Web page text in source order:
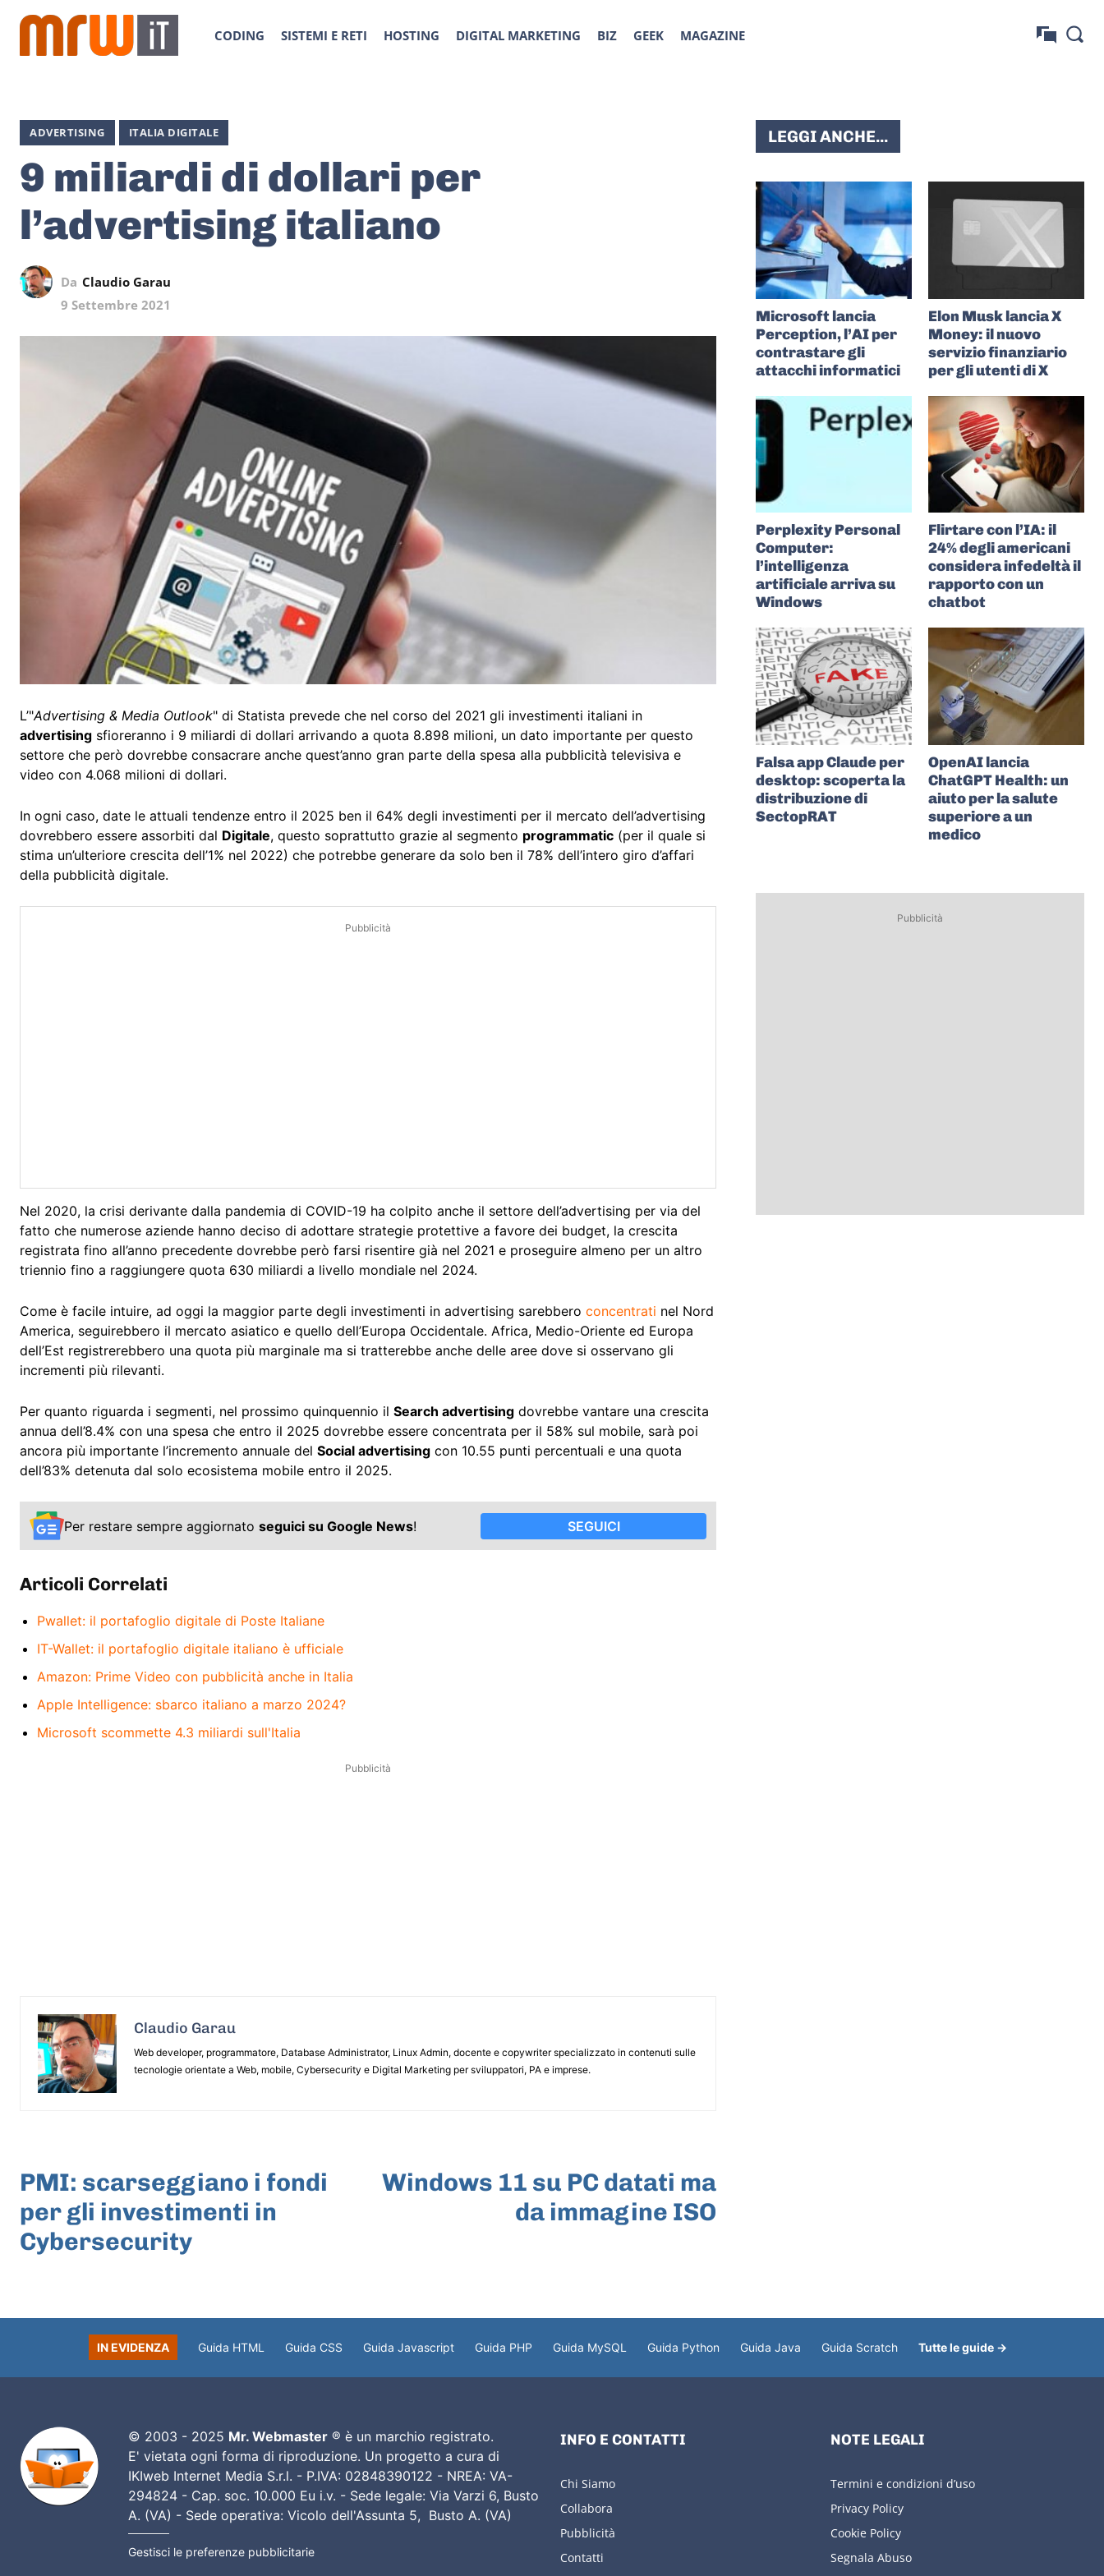
CODING SISTEMI E RETI HOSTING DIGITAL MARKETING BIZ GEEK MAGAZINE
ADVERTISING ITALIA DIGITALE
9 miliardi di dollari per
l’advertising italiano
Da Claudio Garau
9 Settembre 2021
L’"Advertising & Media Outlook" di Statista prevede che nel corso del 2021 gli investimenti italiani in
advertising sfioreranno i 9 miliardi di dollari arrivando a quota 8.898 milioni, un dato importante per questo
settore che però dovrebbe consacrare anche quest’anno gran parte della spesa alla pubblicità televisiva e
video con 4.068 milioni di dollari.
In ogni caso, date le attuali tendenze entro il 2025 ben il 64% degli investimenti per il mercato dell’advertising
dovrebbero essere assorbiti dal Digitale, questo soprattutto grazie al segmento programmatic (per il quale si
stima un’ulteriore crescita dell’1% nel 2022) che potrebbe generare da solo ben il 78% dell’intero giro d’affari
della pubblicità digitale.
Pubblicità
Nel 2020, la crisi derivante dalla pandemia di COVID-19 ha colpito anche il settore dell’advertising per via del
fatto che numerose aziende hanno deciso di adottare strategie protettive a favore dei budget, la crescita
registrata fino all’anno precedente dovrebbe però farsi risentire già nel 2021 e proseguire almeno per un altro
triennio fino a raggiungere quota 630 miliardi a livello mondiale nel 2024.
Come è facile intuire, ad oggi la maggior parte degli investimenti in advertising sarebbero concentrati nel Nord
America, seguirebbero il mercato asiatico e quello dell’Europa Occidentale. Africa, Medio-Oriente ed Europa
dell’Est registrerebbero una quota più marginale ma si tratterebbe anche delle aree dove si osservano gli
incrementi più rilevanti.
Per quanto riguarda i segmenti, nel prossimo quinquennio il Search advertising dovrebbe vantare una crescita
annua dell’8.4% con una spesa che entro il 2025 dovrebbe essere concentrata per il 58% sul mobile, sarà poi
ancora più importante l’incremento annuale del Social advertising con 10.55 punti percentuali e una quota
dell’83% detenuta dal solo ecosistema mobile entro il 2025.
Per restare sempre aggiornato seguici su Google News! SEGUICI
Articoli Correlati
Pwallet: il portafoglio digitale di Poste Italiane
IT-Wallet: il portafoglio digitale italiano è ufficiale
Amazon: Prime Video con pubblicità anche in Italia
Apple Intelligence: sbarco italiano a marzo 2024?
Microsoft scommette 4.3 miliardi sull'Italia
Pubblicità
Claudio Garau
Web developer, programmatore, Database Administrator, Linux Admin, docente e copywriter specializzato in contenuti sulle
tecnologie orientate a Web, mobile, Cybersecurity e Digital Marketing per sviluppatori, PA e imprese.
PMI: scarseggiano i fondi
per gli investimenti in
Cybersecurity
Windows 11 su PC datati ma
da immagine ISO
LEGGI ANCHE...
Microsoft lancia
Perception, l’AI per
contrastare gli
attacchi informatici
Elon Musk lancia X
Money: il nuovo
servizio finanziario
per gli utenti di X
Perplexity Personal
Computer:
l’intelligenza
artificiale arriva su
Windows
Flirtare con l’IA: il
24% degli americani
considera infedeltà il
rapporto con un
chatbot
Falsa app Claude per
desktop: scoperta la
distribuzione di
SectopRAT
OpenAI lancia
ChatGPT Health: un
aiuto per la salute
superiore a un
medico
Pubblicità
IN EVIDENZA Guida HTML Guida CSS Guida Javascript Guida PHP Guida MySQL Guida Python Guida Java Guida Scratch Tutte le guide →
© 2003 - 2025 Mr. Webmaster® è un marchio registrato.
E' vietata ogni forma di riproduzione. Un progetto a cura di
IKIweb Internet Media S.r.l. - P.IVA: 02848390122 - NREA: VA-
294824 - Cap. soc. 10.000 Eu i.v. - Sede legale: Via Varzi 6, Busto
A. (VA) - Sede operativa: Vicolo dell'Assunta 5, Busto A. (VA)
Gestisci le preferenze pubblicitarie
INFO E CONTATTI
Chi Siamo
Collabora
Pubblicità
Contatti
NOTE LEGALI
Termini e condizioni d’uso
Privacy Policy
Cookie Policy
Segnala Abuso